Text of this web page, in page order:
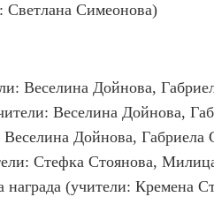
Светлана Симеонова)
Веселина Дойнова,
Веселина Дойнова,
Дойнова, Габриела
Стефка Стоянова,
(учители: Кремена